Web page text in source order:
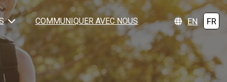
COMMUNIQUER AVEC NOUS EN FR